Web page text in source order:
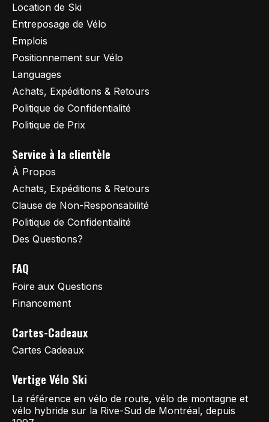
Location de Ski
Entreposage de Vélo
Emplois
Positionnement sur Vélo
Languages
Achats, Expéditions & Retours
Politique de Confidentialité
Politique de Prix
Service à la clientèle
À Propos
Achats, Expéditions & Retours
Clause de Non-Responsabilité
Politique de Confidentialité
Des Questions?
FAQ
Foire aux Questions
Financement
Cartes-Cadeaux
Cartes Cadeaux
Vertige Vélo Ski
La référence en vélo de route, vélo de montagne et
vélo hybride sur la Rive-Sud de Montréal, depuis